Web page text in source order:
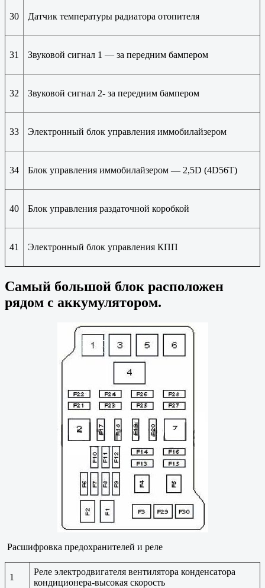
30 Датчик температуры радиатора отопителя
31 Звуковой сигнал 1 — за передним бампером
32 Звуковой сигнал 2- за передним бампером
33 Электронный блок управления иммобилайзером
34 Блок управления иммобилайзером — 2,5D (4D56T)
40 Блок управления раздаточной коробкой
41 Электронный блок управления КПП
Самый большой блок расположен
рядом с аккумулятором.
Расшифровка предохранителей и реле
1
Реле электродвигателя вентилятора конденсатора
кондиционера-высокая скорость